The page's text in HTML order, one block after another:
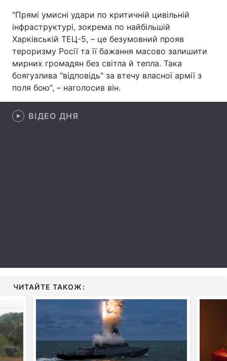
Техно і зв'язок Лайт
Зброя Інциденти
Здоров'я Туризм
Екологія
"Прямі умисні удари по критичній цивільній
інфраструктурі, зокрема по найбільшій
Харківській ТЕЦ-5, – це безумовний прояв
тероризму Росії та її бажання масово залишити
мирних громадян без світла й тепла. Така
боягузлива "відповідь" за втечу власної армії з
поля бою", – наголосив він.
ВІДЕО ДНЯ
ЧИТАЙТЕ ТАКОЖ: